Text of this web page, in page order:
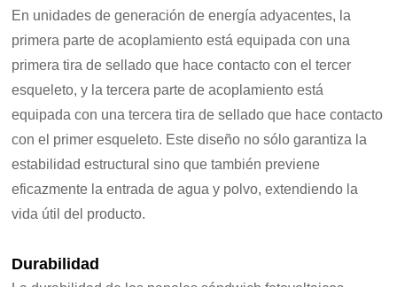
En unidades de generación de energía adyacentes, la
primera parte de acoplamiento está equipada con una
primera tira de sellado que hace contacto con el tercer
esqueleto, y la tercera parte de acoplamiento está
equipada con una tercera tira de sellado que hace contacto
con el primer esqueleto. Este diseño no sólo garantiza la
estabilidad estructural sino que también previene
eficazmente la entrada de agua y polvo, extendiendo la
vida útil del producto.
Durabilidad